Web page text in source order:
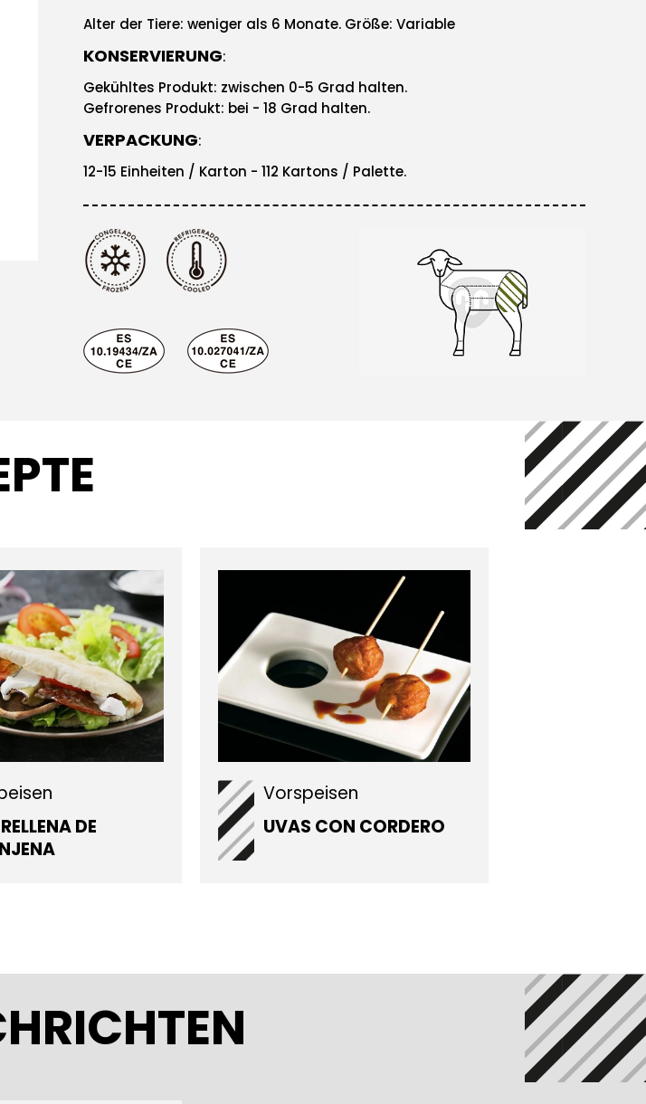
Alter der Tiere: weniger als 6 Monate. Größe: Variable
KONSERVIERUNG:
Gekühltes Produkt: zwischen 0-5 Grad halten.
Gefrorenes Produkt: bei - 18 Grad halten.
VERPACKUNG:
12-15 Einheiten / Karton - 112 Kartons / Palette.
DE
Vorspeisen
UVAS CON CORDERO